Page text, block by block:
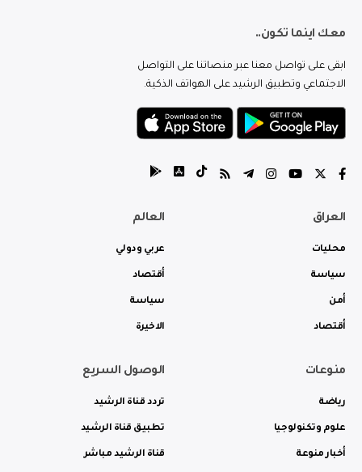
معك اينما تكون..
ابقى على تواصل معنا عبر منصاتنا على التواصل
الاجتماعي وتطبيق الرشيد على الهواتف الذكية.
العراق
محليات
سياسة
أمن
أقتصاد
العالم
عربي ودولي
أقتصاد
سياسة
الاخيرة
منوعات
رياضة
علوم وتكنولوجيا
أخبار منوعة
الوصول السريع
تردد قناة الرشيد
تطبيق قناة الرشيد
قناة الرشيد مباشر